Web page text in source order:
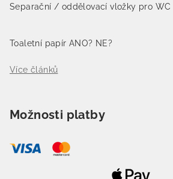
Separační / oddělovací vložky pro WC
Toaletní papír ANO? NE?
Více článků
Možnosti platby